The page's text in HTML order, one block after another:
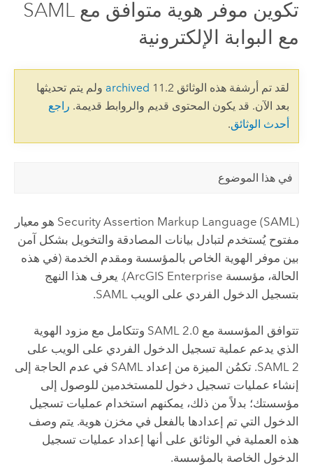
تكوين موفر هوية متوافق مع SAML
مع البوابة الإلكترونية
لقد تم أرشفة هذه الوثائق 11.2 archived ولم يتم تحديثها
بعد الآن. قد يكون المحتوى قديم والروابط قديمة. راجع
أحدث الوثائق.
في هذا الموضوع
Security Assertion Markup Language (SAML
) هو معيار
مفتوح يُستخدم لتبادل بيانات المصادقة والتخويل بشكل آمن
بين موفر الهوية الخاص بالمؤسسة ومقدم الخدمة (في هذه
الحالة، مؤسسة ArcGIS Enterprise). يعرف هذا النهج
بتسجيل الدخول الفردي على الويب SAML
.
تتوافق المؤسسة مع SAML 2.0 وتتكامل مع مزود الهوية
الذي يدعم عملية تسجيل الدخول الفردي على الويب على
SAML 2. تكمُن الميزة من إعداد SAML في عدم الحاجة إلى
إنشاء عمليات تسجيل دخول للمستخدمين للوصول إلى
مؤسستك؛ بدلاً من ذلك، يمكنهم استخدام عمليات تسجيل
الدخول التي تم إعدادها بالفعل في مخزن هوية. يتم وصف
هذه العملية في الوثائق على أنها إعداد عمليات تسجيل
الدخول الخاصة بالمؤسسة.